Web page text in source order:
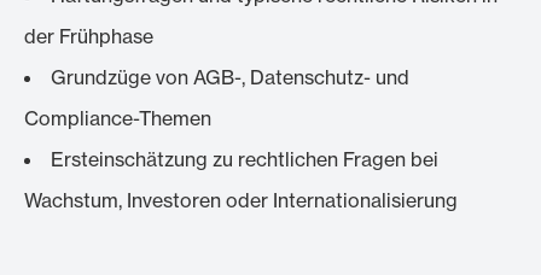
der Frühphase
Grundzüge von AGB-, Datenschutz- und
Compliance-Themen
Ersteinschätzung zu rechtlichen Fragen bei
Wachstum, Investoren oder Internationalisierung